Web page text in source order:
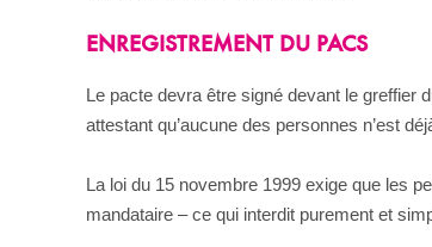
ENREGISTREMENT DU PACS
Le pacte devra être signé devant le greffier
attestant qu’aucune des personnes n’est
La loi du 15 novembre 1999 exige que les
mandataire – ce qui interdit purement et